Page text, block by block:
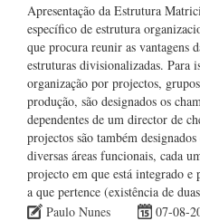
Apresentação da Estrutura
específico de estrutura
que procura reunir as vantagens
estruturas divisionalizadas. Para
organização por projectos,
produção, são designados os
dependentes de um director de
projectos são também
diversas áreas funcionais, cada
projecto em que está integrado e
a que pertence (existência de
Paulo Nunes
07-08-